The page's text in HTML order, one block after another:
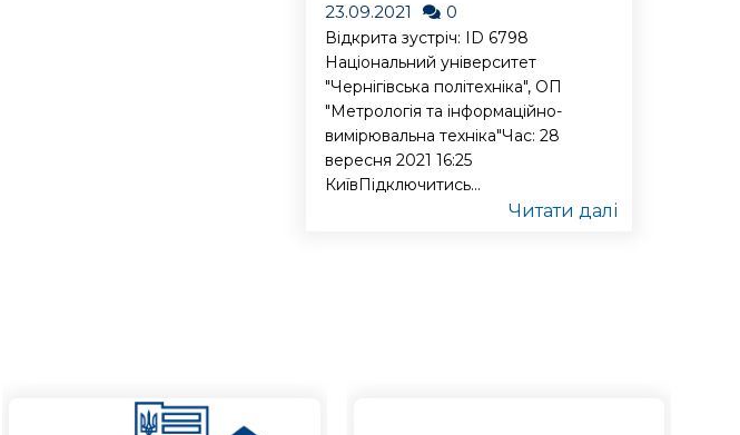
23.09.2021
0
Відкрита зустріч: ID 6798
Національний університет
"Чернігівська політехніка", ОП
"Метрологія та інформаційно-
вимірювальна техніка"Час: 28
вересня 2021 16:25
КиївПідключитись...
Читати далі